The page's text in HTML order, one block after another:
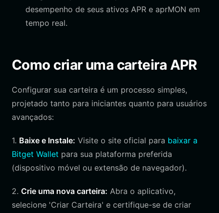
desempenho de seus ativos APR e aprMON em
tempo real.
Como criar uma carteira APR
Configurar sua carteira é um processo simples,
projetado tanto para iniciantes quanto para usuários
avançados:
1. Baixe e Instale: Visite o site oficial para baixar a
Bitget Wallet para sua plataforma preferida
(dispositivo móvel ou extensão de navegador).
2. Crie uma nova carteira: Abra o aplicativo,
selecione 'Criar Carteira' e certifique-se de criar